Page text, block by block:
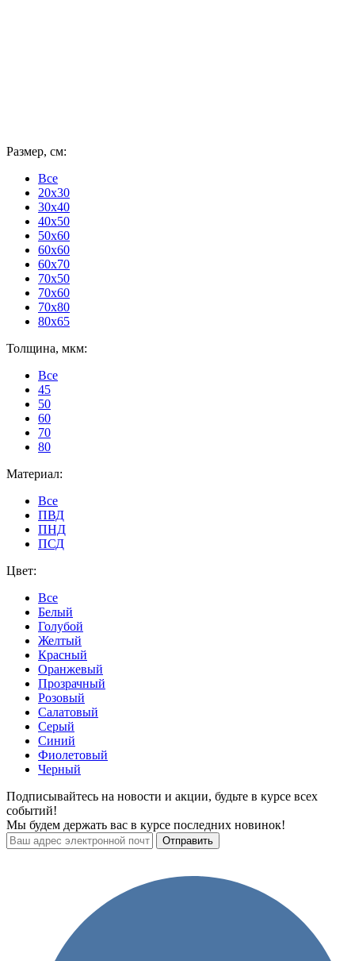
Размер, см:
Все
20x30
30x40
40x50
50x60
60x60
60x70
70x50
70x60
70x80
80x65
Толщина, мкм:
Все
45
50
60
70
80
Материал:
Все
ПВД
ПНД
ПСД
Цвет:
Все
Белый
Голубой
Желтый
Красный
Оранжевый
Прозрачный
Розовый
Салатовый
Серый
Синий
Фиолетовый
Черный
Подписывайтесь на новости и акции, будьте в курсе всех
событий!
Мы будем держать вас в курсе последних новинок!